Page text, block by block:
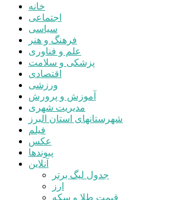
خانه
اجتماعی
سیاسی
فرهنگ و هنر
علم و فناوری
پزشکی و سلامت
اقتصادی
ورزشی
آموزش و پرورش
مدیریت شهری
شهرستانهای استان البرز
فیلم
عکس
پیوندها
آنلاین
جدول لیگ برتر
ارز
قیمت طلا و سکه